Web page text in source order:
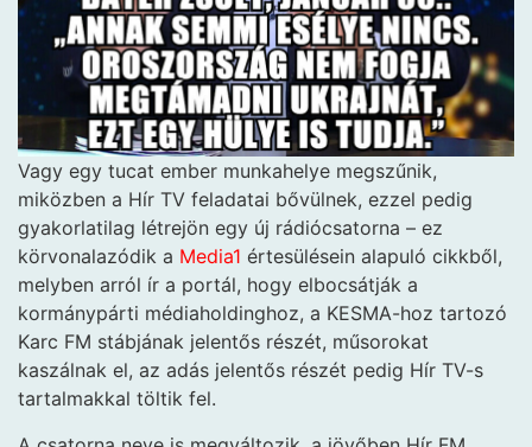
Vagy egy tucat ember munkahelye megszűnik,
miközben a Hír TV feladatai bővülnek, ezzel pedig
gyakorlatilag létrejön egy új rádiócsatorna – ez
körvonalazódik a Media1 értesülésein alapuló cikkből,
melyben arról ír a portál, hogy elbocsátják a
kormánypárti médiaholdinghoz, a KESMA-hoz tartozó
Karc FM stábjának jelentős részét, műsorokat
kaszálnak el, az adás jelentős részét pedig Hír TV-s
tartalmakkal töltik fel.